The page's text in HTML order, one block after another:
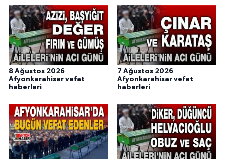
8 Ağustos 2026
Afyonkarahisar vefat
haberleri
7 Ağustos 2026
Afyonkarahisar vefat
haberleri